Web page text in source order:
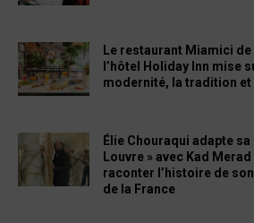
Le restaurant Miamici
l’hôtel Holiday Inn mise
modernité, la tradition
Élie Chouraqui adapte sa
Louvre » avec Kad
raconter l’histoire de
de la France